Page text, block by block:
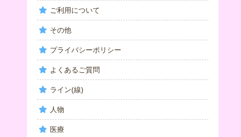
ご利用について
その他
プライバシーポリシー
よくあるご質問
ライン(線)
人物
医療